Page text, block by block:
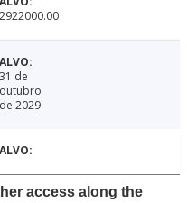
2922000.00
31 de
outubro
de 2029
access along the